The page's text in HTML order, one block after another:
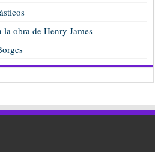
la obra de Henry James